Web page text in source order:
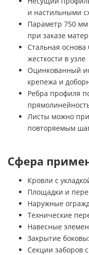
и настильными
Параметр 750 мм
при заказе
Стальная
жесткости в узле
Оцинкованный
крепежа и
Ребра профиля
Листы можно
повторяемым
Сфера
Кровли с
Площадки и
Наружные
Технические
Навесные
Закрытие
Секции заборов